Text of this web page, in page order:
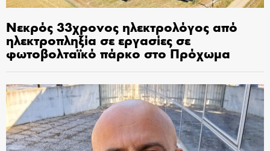
Νεκρός 33χρονος ηλεκτρολόγος από
ηλεκτροπληξία σε εργασίες σε
φωτοβολταϊκό πάρκο στο Πρόχωμα